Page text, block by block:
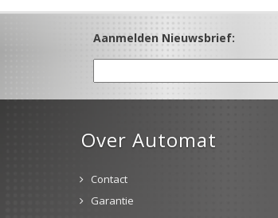
Aanmelden Nieuwsbrief:
Over Automat
Contact
Garantie